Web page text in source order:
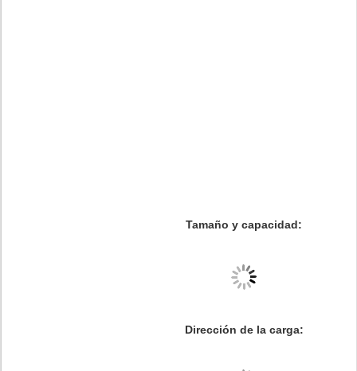
Tamaño y capacidad:
Dirección de la carga: